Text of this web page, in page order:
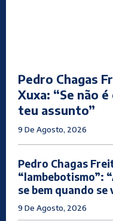
Pedro Chagas
Xuxa: “Se não
teu assunto”
9 De Agosto, 2026
Pedro Chagas
“lambebotismo”:
se bem quando
9 De Agosto, 2026